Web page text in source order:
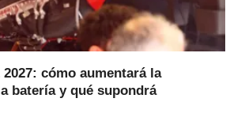
cómo aumentará la
batería y qué supondrá